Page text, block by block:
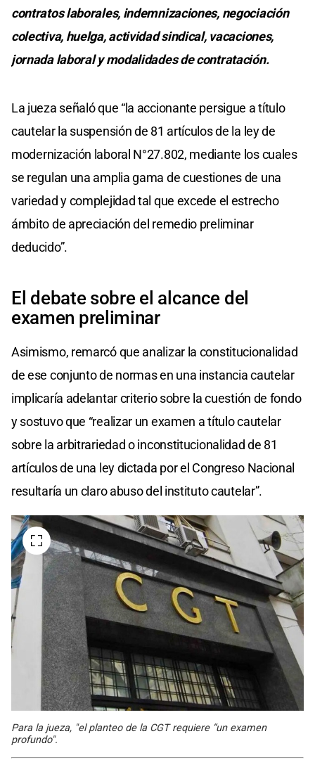
contratos laborales, indemnizaciones, negociación
colectiva, huelga, actividad sindical, vacaciones,
jornada laboral y modalidades de contratación.
La jueza señaló que “la accionante persigue a título
cautelar la suspensión de 81 artículos de la ley de
modernización laboral N°27.802, mediante los cuales
se regulan una amplia gama de cuestiones de una
variedad y complejidad tal que excede el estrecho
ámbito de apreciación del remedio preliminar
deducido”.
El debate sobre el alcance del
examen preliminar
Asimismo, remarcó que analizar la constitucionalidad
de ese conjunto de normas en una instancia cautelar
implicaría adelantar criterio sobre la cuestión de fondo
y sostuvo que “realizar un examen a título cautelar
sobre la arbitrariedad o inconstitucionalidad de 81
artículos de una ley dictada por el Congreso Nacional
resultaría un claro abuso del instituto cautelar”.
Para la jueza, "el planteo de la CGT requiere “un examen
profundo".